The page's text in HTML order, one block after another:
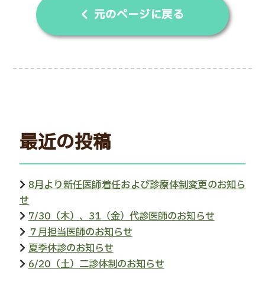
元のページに戻る
最近の投稿
8月より新任医師着任および診療体制変更のお知ら
せ
7/30（木）、31（金）代診医師のお知らせ
７月担当医師のお知らせ
夏季休診のお知らせ
6/20（土）二診体制のお知らせ